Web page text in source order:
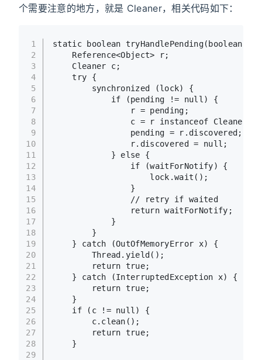
个需要注意的地方，就是 Cleaner，相关代码如下：
1
2
3
4
5
6
7
8
9
10
11
12
13
14
15
16
17
18
19
20
21
22
23
24
25
26
27
28
29
static boolean tryHandlePending( boolean
    Reference<Object> r;
    Cleaner c;
try {
synchronized
(lock) {
if (pending != null ) {
                r = pending;
                c = r
instanceof Cleaner
                pending = r.discovered;
                r.discovered =
null ;
            }
else {
if (waitForNotify) {
                    lock.wait();
                }
// retry if waited
return waitForNotify;
            }
        }
    }
catch (OutOfMemoryError x) {
        Thread.yield();
return true;
    }
catch (InterruptedException x) {
return true;
    }
if (c != null ) {
        c.clean();
return true;
    }